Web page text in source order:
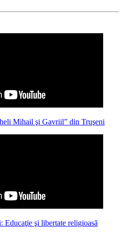
Mihail şi Gavriil” din Truşeni
şi libertate religioasă